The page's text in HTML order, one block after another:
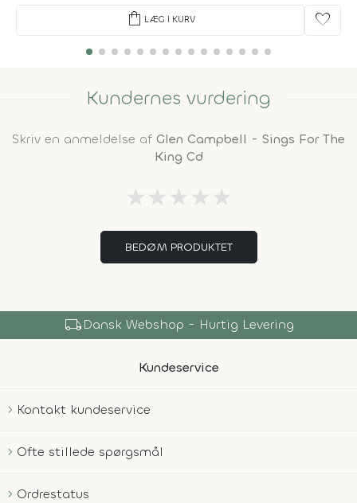
shopping_bag LÆG I KURV favorite
Kundernes vurdering
Skriv en anmeldelse af Glen Campbell - Sings For The
King Cd
★ ★ ★ ★ ★
BEDØM PRODUKTET
local_shippingDansk Webshop - Hurtig Levering
Kundeservice
Kontakt kundeservice
Ofte stillede spørgsmål
Ordrestatus